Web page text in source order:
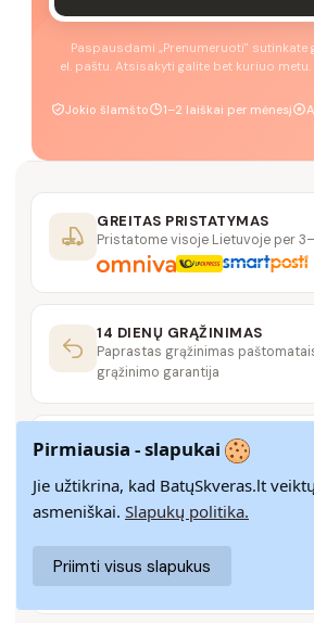
Paspausdami „Prenumeruoti" sutinkate
el. paštu. Atsisakyti galite bet kuriuo metu.
Jokio šlamšto 1–2 laiškai per mėnesį
GREITAS PRISTATYMAS
Pristatome visoje Lietuvoje per
14 DIENŲ GRĄŽINIMAS
Paprastas grąžinimas
grąžinimo garantija
SAUGUS MOKĖJIMAS
SSL šifravimas užtikrina
saugumo lygį
Rašykite mums
Pirmiausia - slapukai
Jie užtikrina, kad BatųSkveras.lt
asmeniškai. Slapukų politika.
Priimti visus slapukus